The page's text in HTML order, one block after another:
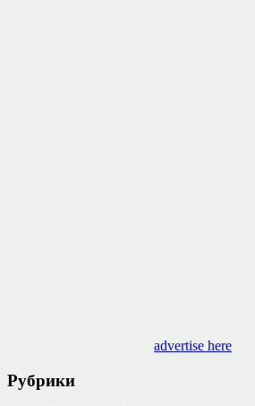
advertise here
Рубрики